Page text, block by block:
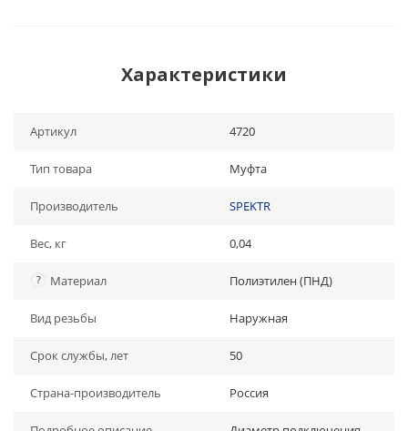
Характеристики
Артикул 4720
Тип товара Муфта
Производитель SPEKTR
Вес, кг 0,04
? Материал Полиэтилен (ПНД)
Вид резьбы Наружная
Срок службы, лет 50
Страна-производитель Россия